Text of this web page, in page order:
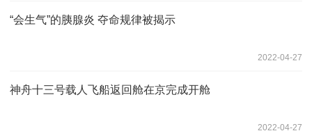
“会生气”的胰腺炎 夺命规律被揭示
2022-04-27
神舟十三号载人飞船返回舱在京完成开舱
2022-04-27